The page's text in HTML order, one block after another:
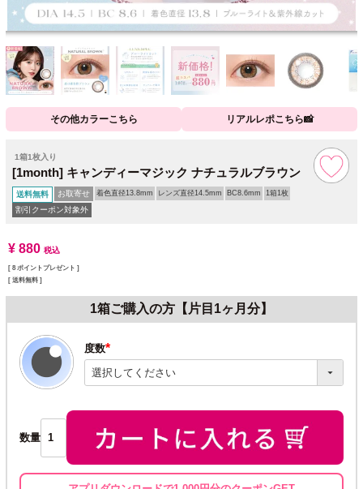
その他カラーこちら リアルレポこちら📸
1箱1枚入り
[1month] キャンディーマジック ナチュラルブラウン
送料無料 お取寄せ 着色直径13.8mm レンズ直径14.5mm BC8.6mm 1箱1枚
割引クーポン対象外
¥ 880 税込
[ 8 ポイントプレゼント ]
送料無料
1箱ご購入の方【片目1ヶ月分】
度数
(必
須)
数量